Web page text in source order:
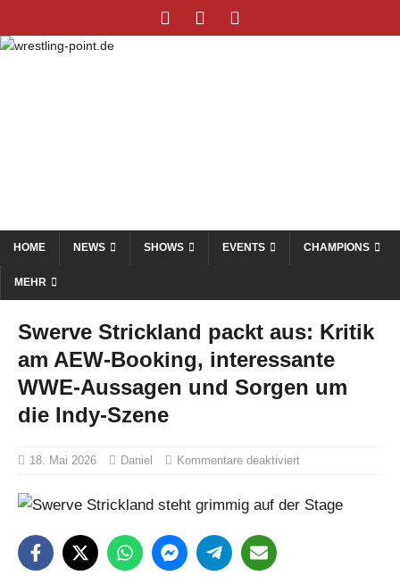
HOME NEWS SHOWS EVENTS CHAMPIONS
MEHR
Swerve Strickland packt aus: Kritik
am AEW-Booking, interessante
WWE-Aussagen und Sorgen um
die Indy-Szene
18. Mai 2026 Daniel Kommentare deaktiviert